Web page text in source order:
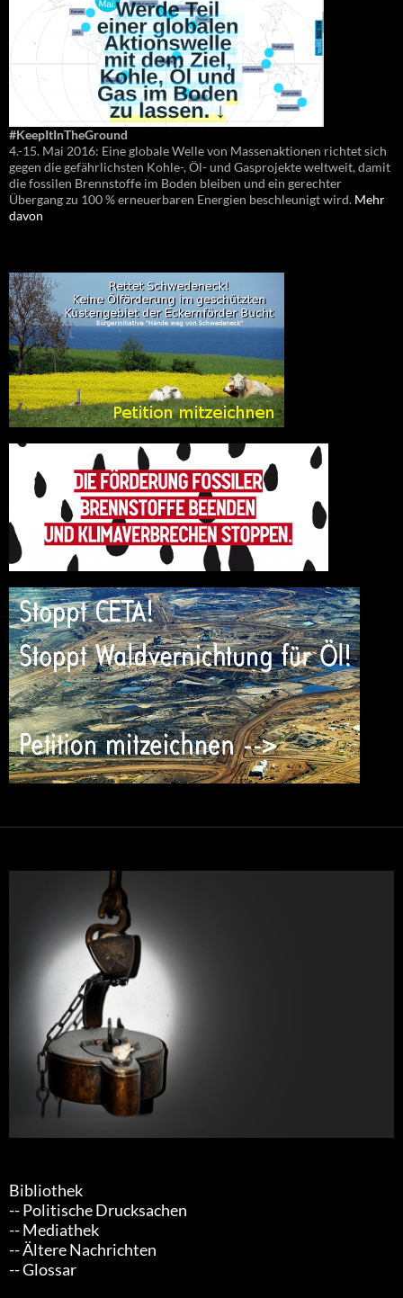
#KeepItInTheGround
4.-15. Mai 2016: Eine globale Welle von Massenaktionen richtet sich
gegen die gefährlichsten Kohle-, Öl- und Gasprojekte weltweit, damit
die fossilen Brennstoffe im Boden bleiben und ein gerechter
Übergang zu 100 % erneuerbaren Energien beschleunigt wird. Mehr
davon
Bibliothek
-- Politische Drucksachen
-- Mediathek
-- Ältere Nachrichten
-- Glossar